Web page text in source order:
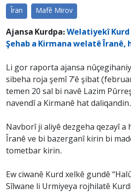
Îran Mafê Mirov
Ajansa Kurdpa: Welatiyekî Kurd
Şehab a Kirmana welatê Îranê,
Li gor raporta ajansa
sibeha roja şemî 7’ê şibat
temen 20 sal bi navê Lazim
navendî a Kirmanê hat daliqandin.
Navborî ji aliyê dezgeha qezayî a
Îranê ve bi bazerganî kirin bi
tometbar kirin.
Ew ciwanê Kurd xelkê gundê
Sîlwane li Urmiyeya rojhilatê